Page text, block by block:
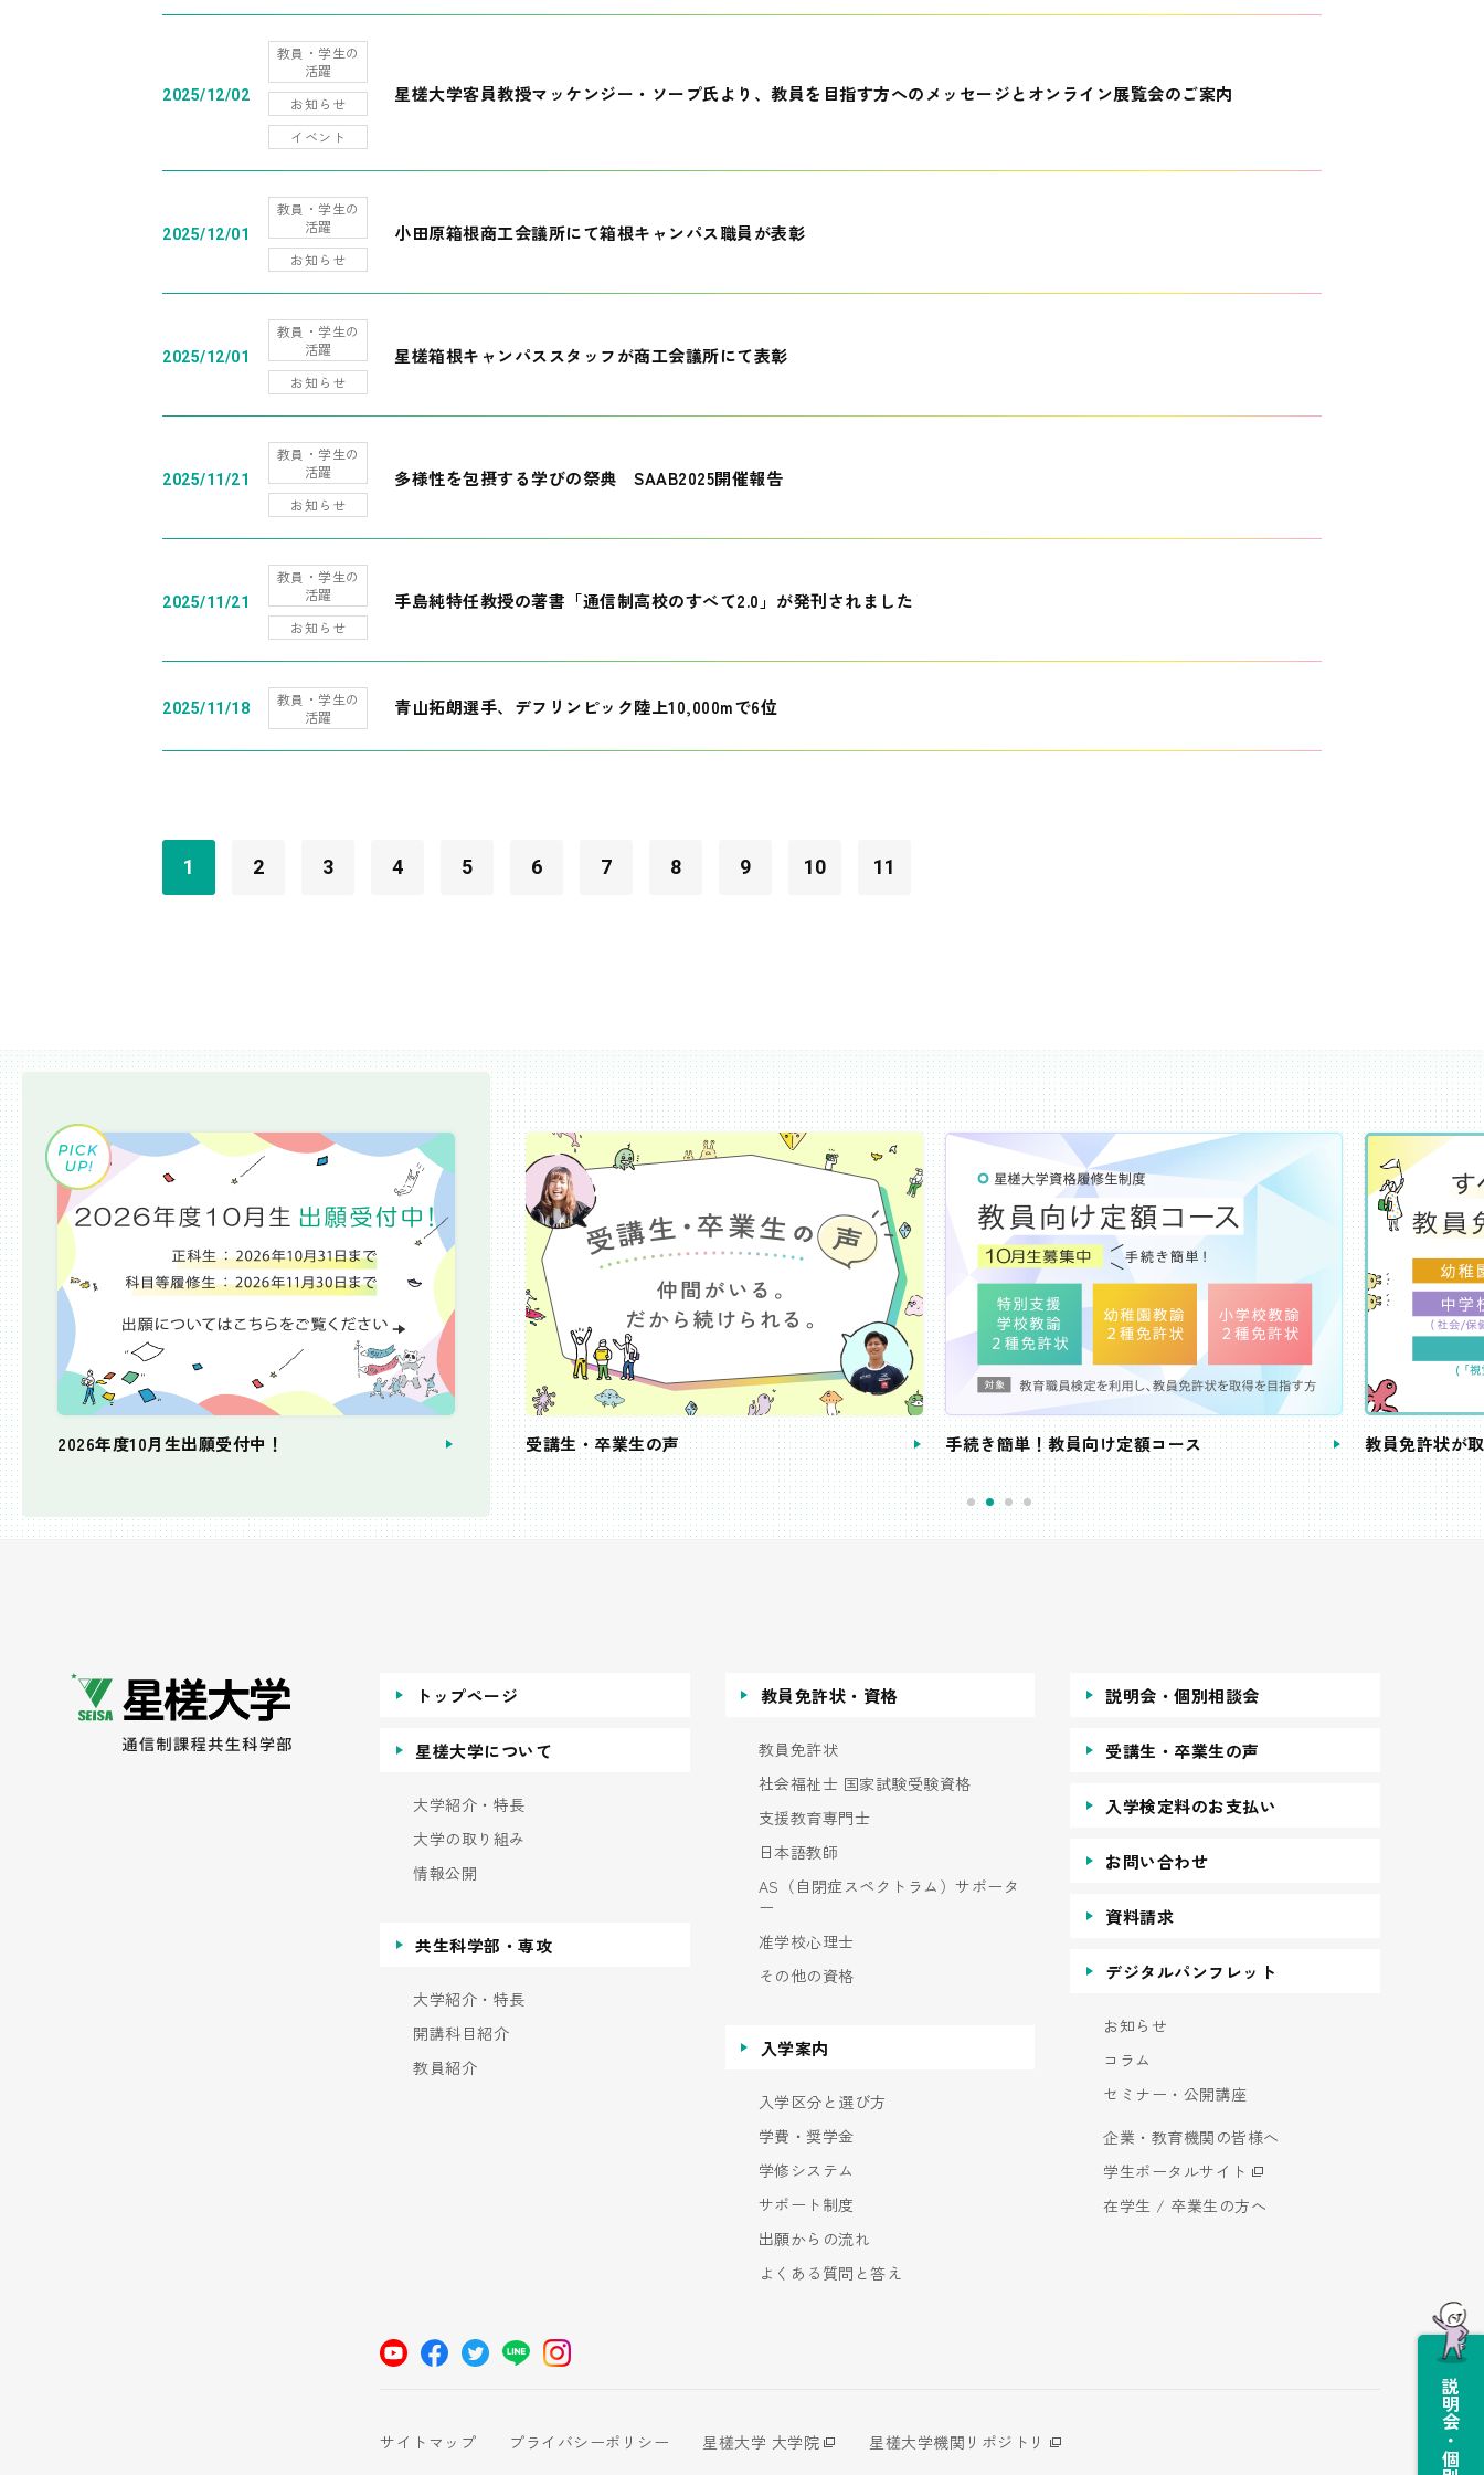
2025/12/02
教員・学生の
活躍
お知らせ
イベント
星槎大学客員教授マッケンジー・ソープ氏より、教員を目指す方へのメッセージとオンライン展覧会のご案内
2025/12/01
教員・学生の
活躍
お知らせ
小田原箱根商工会議所にて箱根キャンパス職員が表彰
2025/12/01
教員・学生の
活躍
お知らせ
星槎箱根キャンパススタッフが商工会議所にて表彰
2025/11/21
教員・学生の
活躍
お知らせ
多様性を包摂する学びの祭典 SAAB2025開催報告
2025/11/21
教員・学生の
活躍
お知らせ
手島純特任教授の著書「通信制高校のすべて2.0」が発刊されました
2025/11/18
教員・学生の
活躍
青山拓朗選手、デフリンピック陸上10,000mで6位
1 2 3 4 5 6 7 8 9 10 11
2026年度10月生出願受付中！
個別相談会 受講生・卒業生の声 手続き簡単！教員向け定額コース 教員免許状が
トップページ
星槎大学について
大学紹介・特長
大学の取り組み
情報公開
共生科学部・専攻
大学紹介・特長
開講科目紹介
教員紹介
教員免許状・資格
教員免許状
社会福祉士 国家試験受験資格
支援教育専門士
日本語教師
AS（自閉症スペクトラム）サポータ
ー
准学校心理士
その他の資格
入学案内
入学区分と選び方
学費・奨学金
学修システム
サポート制度
出願からの流れ
よくある質問と答え
説明会・個別相談会
受講生・卒業生の声
入学検定料のお支払い
お問い合わせ
資料請求
デジタルパンフレット
お知らせ
コラム
セミナー・公開講座
企業・教育機関の皆様へ
学生ポータルサイト
在学生 / 卒業生の方へ
サイトマップ プライバシーポリシー 星槎大学 大学院
星槎大学機関リポジトリ